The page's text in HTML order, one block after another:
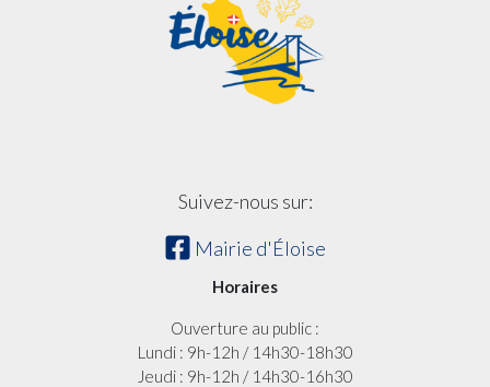
Suivez-nous sur:
Mairie d'Éloise
Horaires
Ouverture au public :
Lundi : 9h-12h / 14h30-18h30
Jeudi : 9h-12h / 14h30-16h30